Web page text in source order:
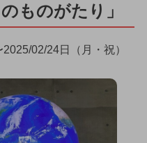
ものがたり」
02/24日（月・祝）